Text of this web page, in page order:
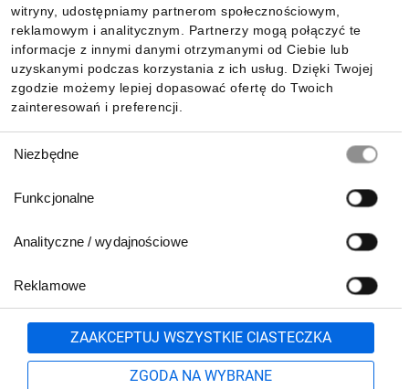
witryny, udostępniamy partnerom społecznościowym,
reklamowym i analitycznym. Partnerzy mogą połączyć te
informacje z innymi danymi otrzymanymi od Ciebie lub
uzyskanymi podczas korzystania z ich usług. Dzięki Twojej
zgodzie możemy lepiej dopasować ofertę do Twoich
zainteresowań i preferencji.
zgody
Niezbędne
Funkcjonalne
Analityczne / wydajnościowe
Reklamowe
ZAAKCEPTUJ WSZYSTKIE CIASTECZKA
ZGODA NA WYBRANE
Pobierz naszą aplikację mobilną:
801 500 700 lub
71 37 61 600
Formularz kontaktowy